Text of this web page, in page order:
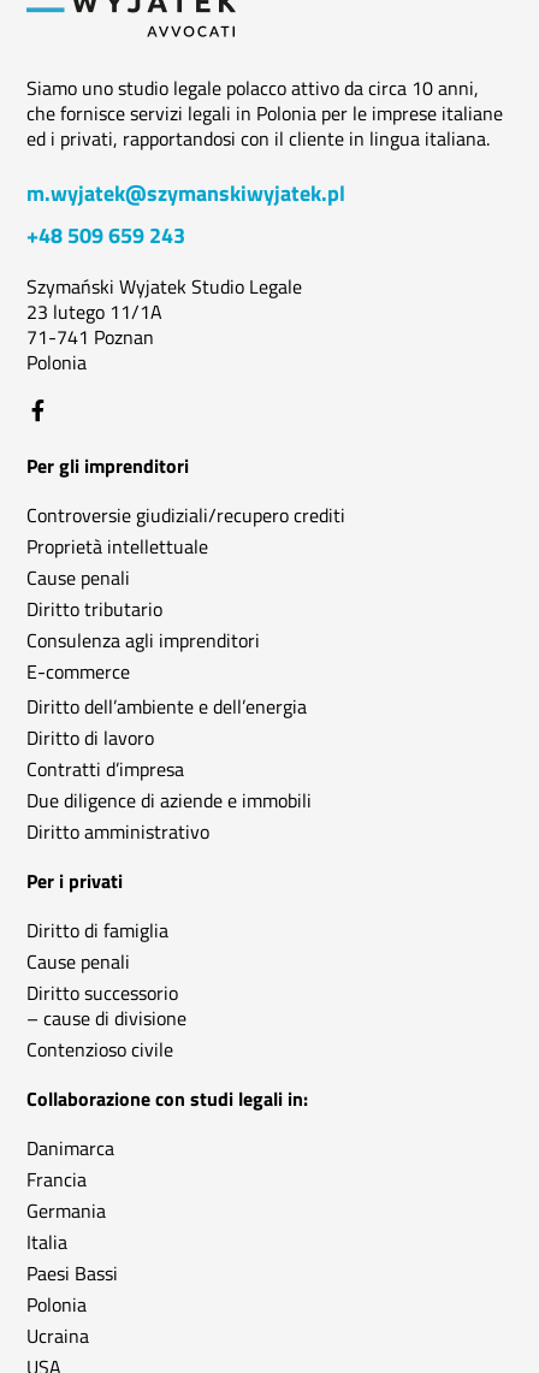
Siamo uno studio legale polacco attivo da circa 10 anni,
che fornisce servizi legali in Polonia per le imprese italiane
ed i privati, rapportandosi con il cliente in lingua italiana.
m.wyjatek@szymanskiwyjatek.pl
+48 509 659 243
Szymański Wyjatek Studio Legale
23 lutego 11/1A
71-741 Poznan
Polonia
Per gli imprenditori
Controversie giudiziali/recupero crediti
Proprietà intellettuale
Cause penali
Diritto tributario
Consulenza agli imprenditori
E-commerce
Diritto dell’ambiente e dell’energia
Diritto di lavoro
Contratti d’impresa
Due diligence di aziende e immobili
Diritto amministrativo
Per i privati
Diritto di famiglia
Cause penali
Diritto successorio
– cause di divisione
Contenzioso civile
Collaborazione con studi legali in:
Danimarca
Francia
Germania
Italia
Paesi Bassi
Polonia
Ucraina
USA